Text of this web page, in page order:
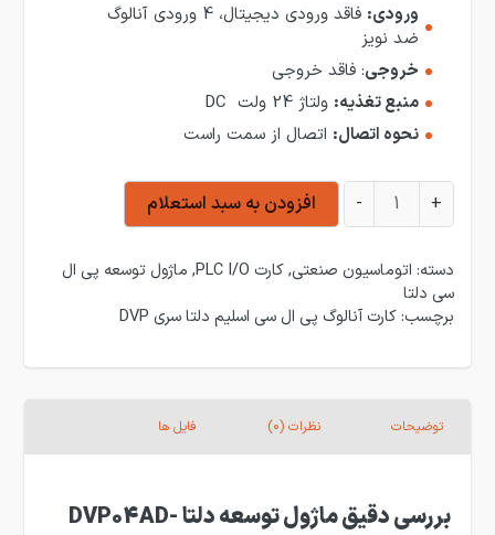
ورودی:
فاقد ورودی دیجیتال، 4 ورودی آنالوگ
ضد نویز
خروجی: فاقد خروجی
منبع تغذیه: ولتاژ 24 ولت DC
نحوه اتصال: اتصال از سمت راست
ماژول توسعه دلتا ضد نویز DVP04AD-S2 عدد
+
- افزودن به سبد استعلام
دسته: اتوماسیون صنعتی,کارت PLC I/O , ماژول توسعه پی ال
سی دلتا
برچسب:کارت آنالوگ پی ال سی اسلیم دلتا سری DVP
توضیحات نظرات (0) فایل ها
بررسی دقیق ماژول توسعه دلتا DVP04AD-